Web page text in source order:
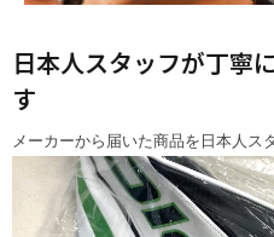
日本人スタッフが丁寧
す
メーカーから届いた商品を日本人ス